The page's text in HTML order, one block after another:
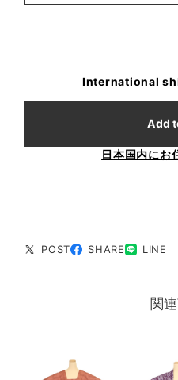
International
Add
日本国内にお
POST SHARE LINE
関